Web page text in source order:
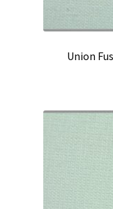
Union